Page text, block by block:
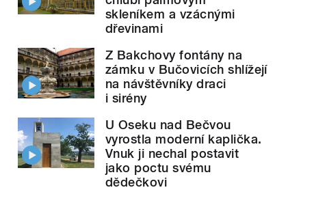
skleníkem a vzácnými
dřevinami
Z Bakchovy fontány na
zámku v Bučovicích shlížejí
na návštěvníky draci
i sirény
U Oseku nad Bečvou
vyrostla moderní kaplička.
Vnuk ji nechal postavit
jako poctu svému
dědečkovi